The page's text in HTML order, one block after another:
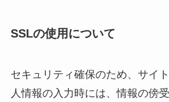
SSLの使用について
セキュリティ確保のため、サイ
人情報の入力時には、情報の傍